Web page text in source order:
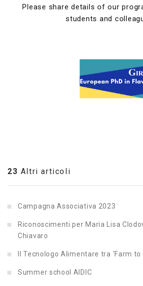
Please share details of our
students and
23 Altri articoli
Campagna Associativa 2023
Riconoscimenti per Maria Lisa
Chiavaro
Il Tecnologo Alimentare tra 'Farm
Summer school AIDIC